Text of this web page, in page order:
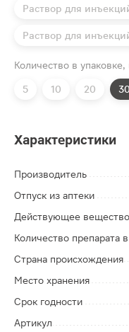
Раствор для
Раствор для
Количество в
5 10 20 30
Характеристики
Производитель
Отпуск из аптеки
Действующее вещество
Количество препарата
Страна происхождения
Место хранения
Срок годности
Артикул